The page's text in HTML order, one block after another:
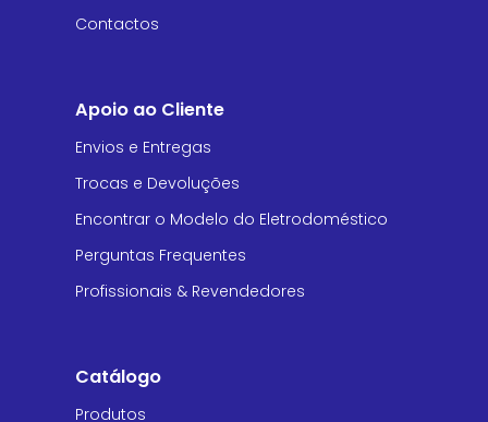
Contactos
Apoio ao Cliente
Envios e Entregas
Trocas e Devoluções
Encontrar o Modelo do Eletrodoméstico
Perguntas Frequentes
Profissionais & Revendedores
Catálogo
Produtos